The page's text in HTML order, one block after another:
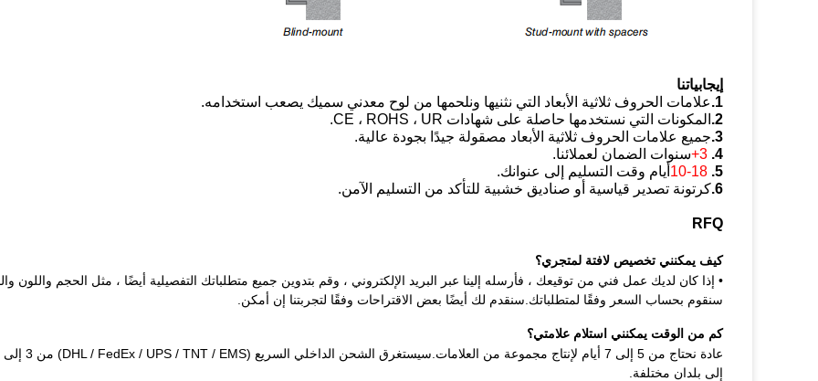
إيجابياتنا
1. علامات الحروف ثلاثية الأبعاد التي نثنيها ونلحمها من لوح معدني سميك يصعب استخدامه.
2. المكونات التي نستخدمها حاصلة على شهادات CE ، ROHS ، UR.
3. جميع علامات الحروف ثلاثية الأبعاد مصقولة جيدًا بجودة عالية.
4.
3+ سنوات الضمان لعملائنا.
5.
10-18 أيام وقت التسليم إلى عنوانك.
6. كرتونة تصدير قياسية أو صناديق خشبية للتأكد من التسليم الآمن.
RFQ
كيف يمكنني تخصيص لافتة لمتجري؟
• إذا كان لديك عمل فني من توقيعك ، فأرسله إلينا عبر البريد الإلكتروني ، وقم بتدوين جميع متطلباتك التفصيلية أيضًا ، مثل الحجم واللون
سنقوم بحساب السعر وفقًا لمتطلباتك.سنقدم لك أيضًا بعض الاقتراحات وفقًا لتجربتنا إن أمكن.
كم من الوقت يمكنني استلام علامتي؟
إلى بلدان مختلفة.